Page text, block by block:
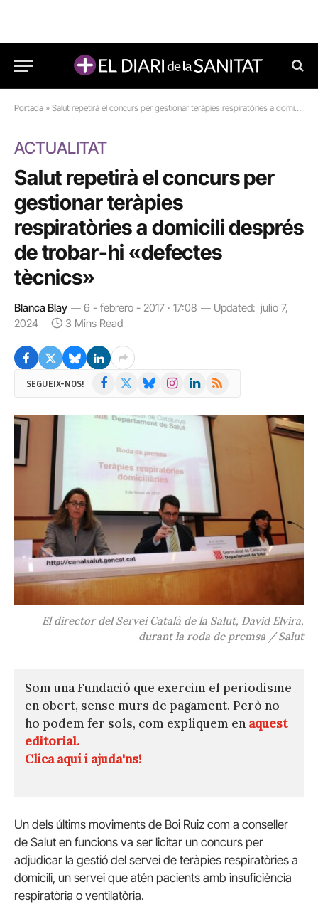
Portada » Salut repetirà el concurs per gestionar teràpies respiratòries a domicili després de trobar-hi “defectes tècnics”
ACTUALITAT
Salut repetirà el concurs per
gestionar teràpies
respiratòries a domicili després
de trobar-hi «defectes
tècnics»
Blanca Blay 6 - febrero - 2017 · 17:08 Updated: julio 7,
2024
3 Mins Read
SEGUEIX-NOS! Facebook BlueskyInstagramLinkedIn
RSS
El director del Servei Català de la Salut, David Elvira,
durant la roda de premsa / Salut
Som una Fundació que exercim el periodisme
en obert, sense murs de pagament. Però no
ho podem fer sols, com expliquem en aquest
editorial.
Clica aquí i ajuda'ns!
Un dels últims moviments de Boi Ruiz com a conseller
de Salut en funcions va ser licitar un concurs per
adjudicar la gestió del servei de teràpies respiratòries a
domicili, un servei que atén pacients amb insuficiència
respiratòria o ventilatòria.